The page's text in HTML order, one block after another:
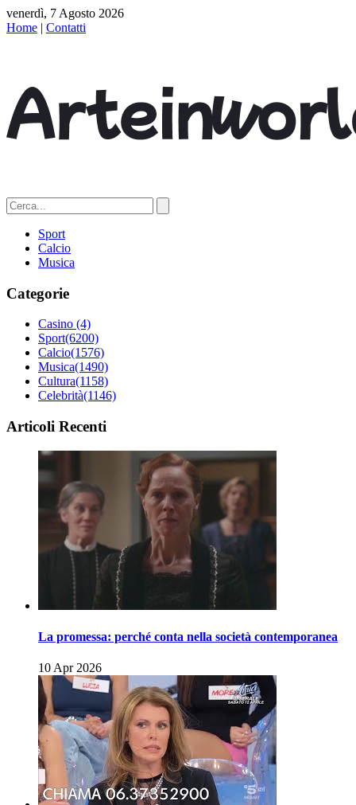
venerdì, 7 Agosto 2026
Home | Contatti
Sport
Calcio
Musica
Categorie
Casino (4)
Sport(6200)
Calcio(1576)
Musica(1490)
Cultura(1158)
Celebrità(1146)
Articoli Recenti
La promessa: perché conta nella società contemporanea
10 Apr 2026